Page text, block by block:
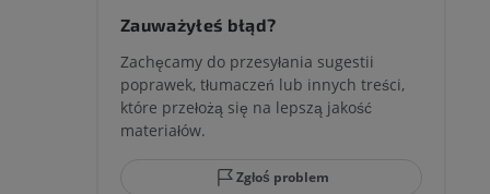
Zauważyłeś błąd?
Zachęcamy do przesyłania sugestii
poprawek, tłumaczeń lub innych treści,
które przełożą się na lepszą jakość
materiałów.
Zgłoś problem